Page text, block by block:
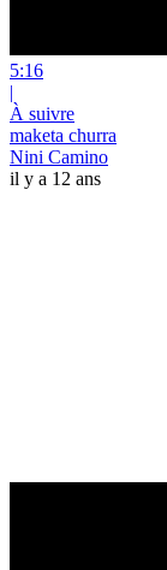
5:16
|
À suivre
maketa churra
Nini Camino
il y a 12 ans